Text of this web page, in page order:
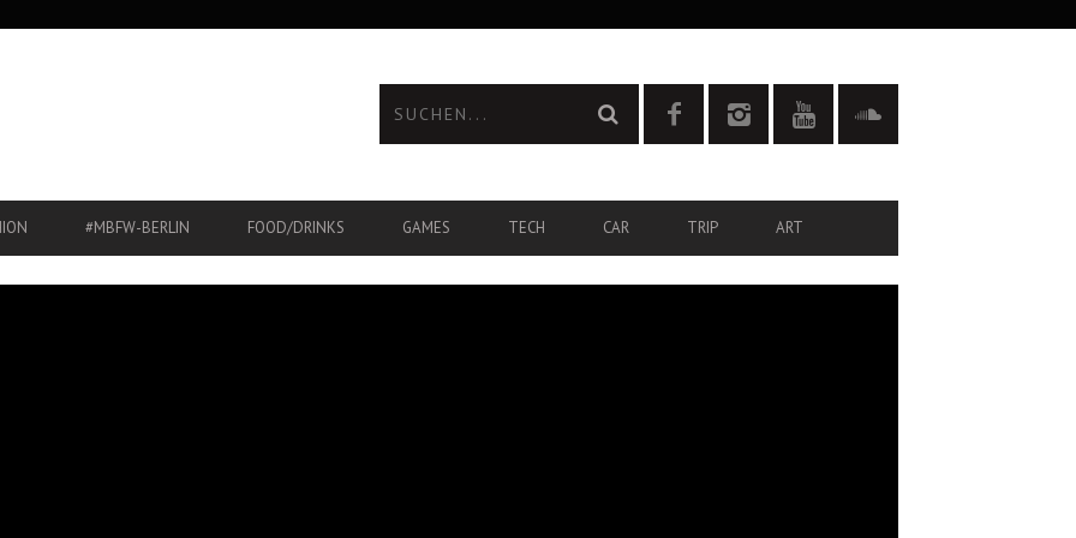
#MBFW-BERLIN FOOD/DRINKS GAMES TECH CAR TRIP ART